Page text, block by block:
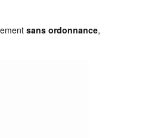
sans ordonnance,